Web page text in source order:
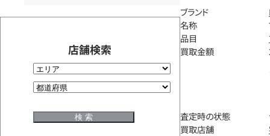
店舗検索
ブランド
名称
品目
買取金額
査定時の状態
買取店舗